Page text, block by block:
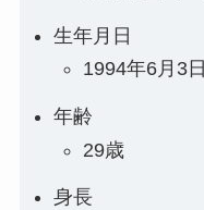
生年月日
1994年6月3日
年齢
29歳
身長